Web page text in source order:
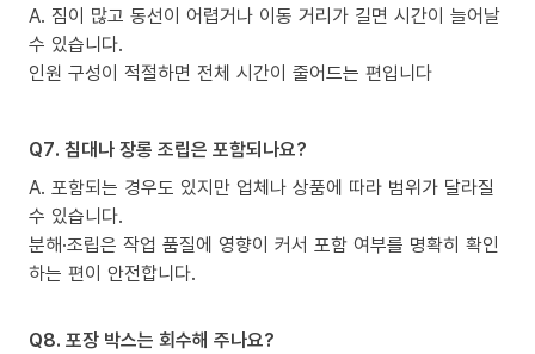
A. 짐이 많고 동선이 어렵거나 이동 거리가 길면 시간이 늘어날
수 있습니다.
인원 구성이 적절하면 전체 시간이 줄어드는 편입니다
Q7. 침대나 장롱 조립은 포함되나요?
A. 포함되는 경우도 있지만 업체나 상품에 따라 범위가 달라질
수 있습니다.
분해·조립은 작업 품질에 영향이 커서 포함 여부를 명확히 확인
하는 편이 안전합니다.
Q8. 포장 박스는 회수해 주나요?